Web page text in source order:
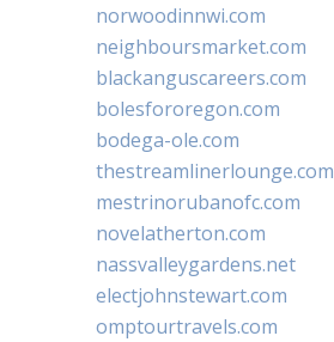
norwoodinnwi.com
neighboursmarket.com
blackanguscareers.com
bolesfororegon.com
bodega-ole.com
thestreamlinerlounge.com
mestrinorubanofc.com
novelatherton.com
nassvalleygardens.net
electjohnstewart.com
omptourtravels.com